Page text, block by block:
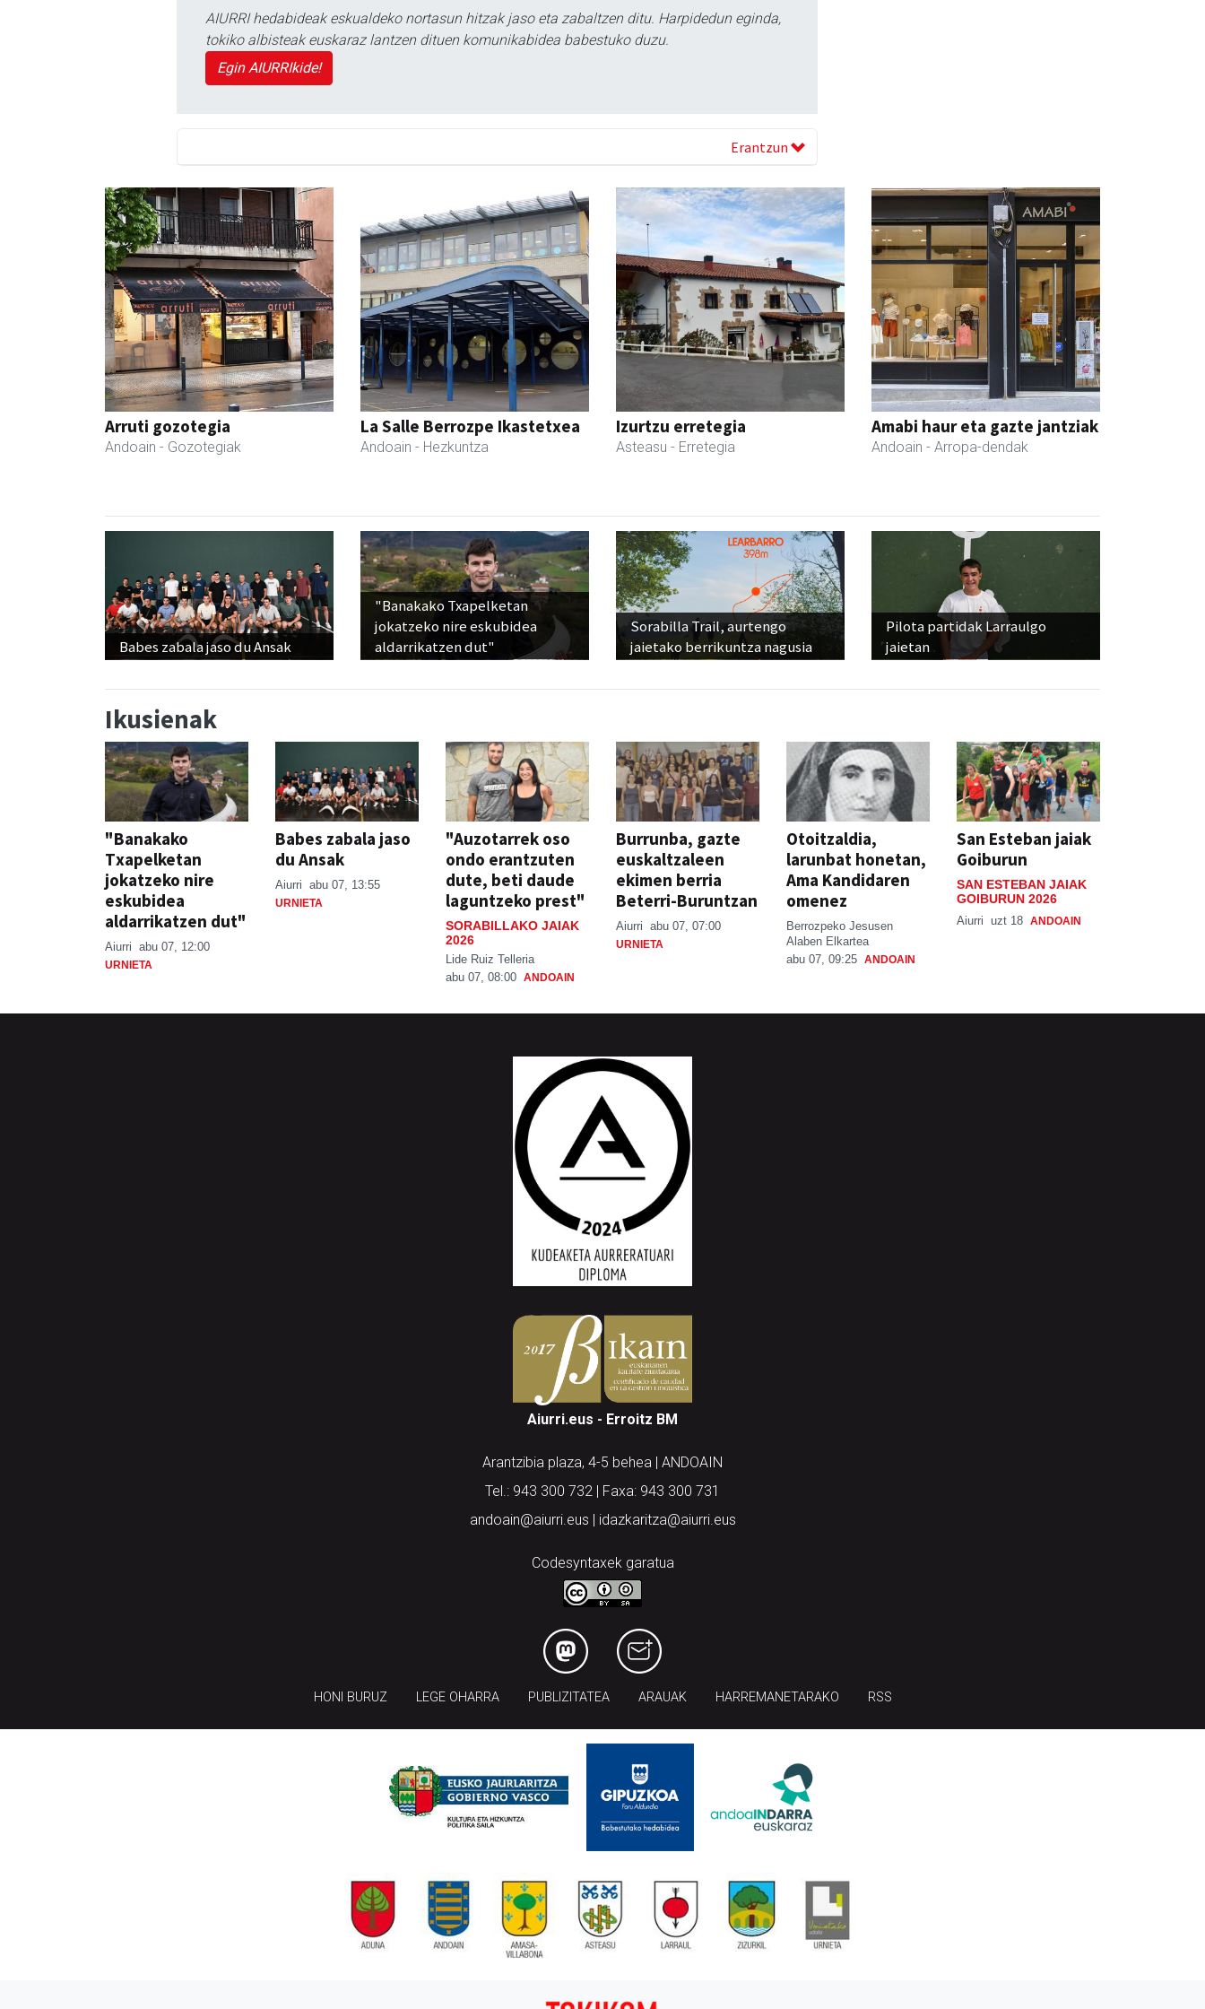
AIURRI hedabideak eskualdeko nortasun hitzak jaso eta zabaltzen ditu. Harpidedun eginda,
tokiko albisteak euskaraz lantzen dituen komunikabidea babestuko duzu.
Egin AIURRIkide!
Erantzun
Arruti gozotegia
Andoain - Gozotegiak
La Salle Berrozpe Ikastetxea
Andoain - Hezkuntza
Izurtzu erretegia
Asteasu - Erretegia
Amabi haur eta gazte jantziak
Andoain - Arropa-dendak
Babes zabala jaso du Ansak
"Banakako Txapelketan
jokatzeko nire eskubidea
aldarrikatzen dut"
Sorabilla Trail, aurtengo
jaietako berrikuntza nagusia
Pilota partidak Larraulgo
jaietan
Ikusienak
"Banakako
Txapelketan
jokatzeko nire
eskubidea
aldarrikatzen dut"
Aiurri abu 07, 12:00
URNIETA
Babes zabala jaso
du Ansak
Aiurri abu 07, 13:55
URNIETA
"Auzotarrek oso
ondo erantzuten
dute, beti daude
laguntzeko prest"
SORABILLAKO JAIAK
2026
Lide Ruiz Telleria
abu 07, 08:00 ANDOAIN
Burrunba, gazte
euskaltzaleen
ekimen berria
Beterri-Buruntzan
Aiurri abu 07, 07:00
URNIETA
Otoitzaldia,
larunbat honetan,
Ama Kandidaren
omenez
Berrozpeko Jesusen
Alaben Elkartea
abu 07, 09:25 ANDOAIN
San Esteban jaiak
Goiburun
SAN ESTEBAN JAIAK
GOIBURUN 2026
Aiurri uzt 18 ANDOAIN
Aiurri.eus - Erroitz BM
Arantzibia plaza, 4-5 behea | ANDOAIN
Tel.: 943 300 732 | Faxa: 943 300 731
andoain@aiurri.eus | idazkaritza@aiurri.eus
Codesyntaxek garatua
HONI BURUZ LEGE OHARRA PUBLIZITATEA ARAUAK HARREMANETARAKO RSS